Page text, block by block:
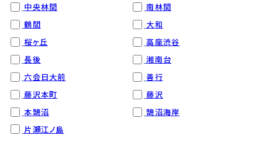
中央林間
南林間
鶴間
大和
桜ヶ丘
高座渋谷
長後
湘南台
六会日大前
善行
藤沢本町
藤沢
本鵠沼
鵠沼海岸
片瀬江ノ島